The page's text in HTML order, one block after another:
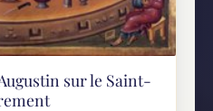
sur le Saint-